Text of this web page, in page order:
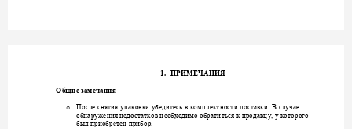
1. ПРИМЕЧАНИЯ
Общие замечания
o После снятия упаковки убедитесь в комплектности поставки. В случае
обнаружения недостатков необходимо обратиться к продавцу, у которого
был приобретен прибор.